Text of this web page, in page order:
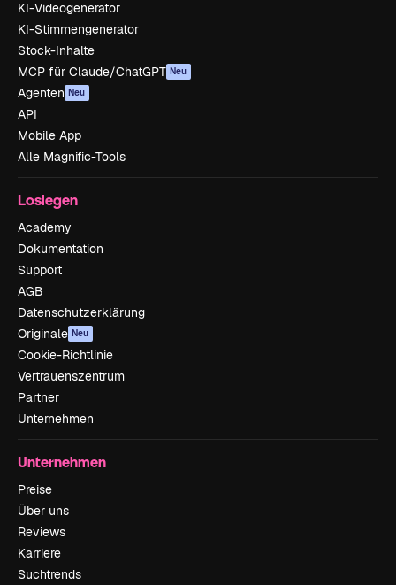
KI-Videogenerator
KI-Stimmengenerator
Stock-Inhalte
MCP für Claude/ChatGPT Neu
Agenten Neu
API
Mobile App
Alle Magnific-Tools
Loslegen
Academy
Dokumentation
Support
AGB
Datenschutzerklärung
Originale Neu
Cookie-Richtlinie
Vertrauenszentrum
Partner
Unternehmen
Unternehmen
Preise
Über uns
Reviews
Karriere
Suchtrends